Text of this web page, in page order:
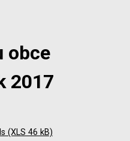
obce
2017
(XLS 46 kB)